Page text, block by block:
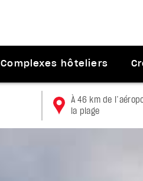
Complexes hôteliers
À 46 km de
la plage